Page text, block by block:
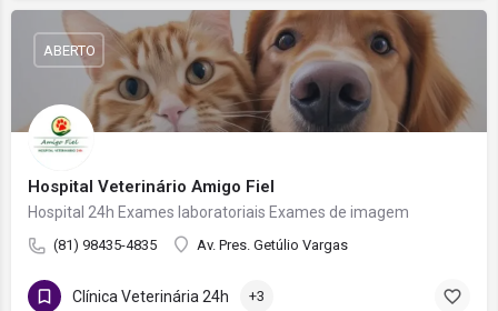
Hospital Veterinário Amigo Fiel
Hospital 24h Exames laboratoriais Exames de imagem
(81) 98435-4835 Av. Pres. Getúlio Vargas
ABERTO
Clínica Veterinária 24h +3